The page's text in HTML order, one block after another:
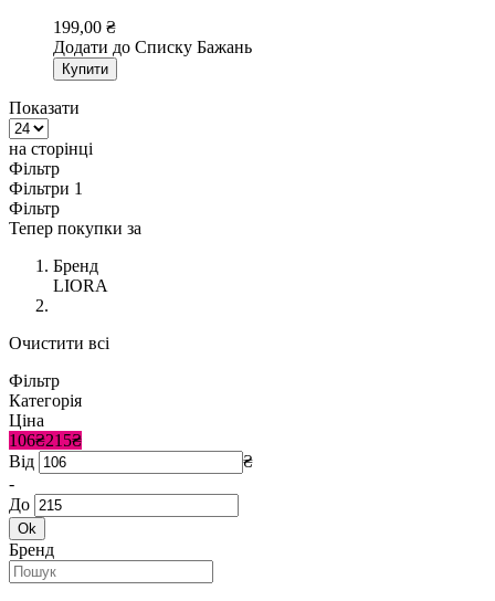
199,00 ₴
Додати до Списку Бажань
Купити
Показати
на сторінці
Фільтр
Фільтри 1
Фільтр
Тепер покупки за
Бренд
LIORA
Очистити всі
Фільтр
Категорія
Ціна
106₴215₴
Від
₴
-
До
Ok
Бренд